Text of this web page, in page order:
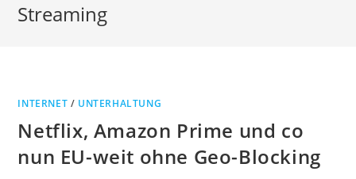
Streaming
INTERNET / UNTERHALTUNG
Netflix, Amazon Prime und co
nun EU-weit ohne Geo-Blocking